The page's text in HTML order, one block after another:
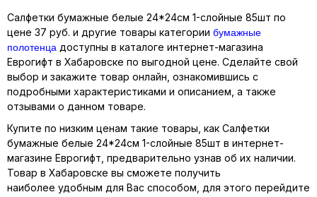
Салфетки бумажные белые 24*24см 1-слойные 85шт по
цене 37 руб. и другие товары категории бумажные
полотенца доступны в каталоге интернет-магазина
Еврогифт в Хабаровске по выгодной цене. Сделайте свой
выбор и закажите товар онлайн, ознакомившись с
подробными характеристиками и описанием, а также
отзывами о данном товаре.
Купите по низким ценам такие товары, как Салфетки
бумажные белые 24*24см 1-слойные 85шт в интернет-
магазине Еврогифт, предварительно узнав об их наличии.
Товар в Хабаровске вы сможете получить
наиболее удобным для Вас способом, для этого перейдите